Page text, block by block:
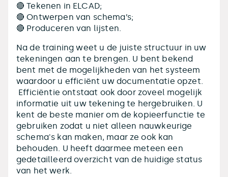
🔴 Tekenen in ELCAD;
🔴 Ontwerpen van schema’s;
🔴 Produceren van lijsten.
Na de training weet u de juiste structuur in uw
tekeningen aan te brengen. U bent bekend
bent met de mogelijkheden van het systeem
waardoor u efficiënt uw documentatie opzet.
Efficiëntie ontstaat ook door zoveel mogelijk
informatie uit uw tekening te hergebruiken. U
kent de beste manier om de kopieerfunctie te
gebruiken zodat u niet alleen nauwkeurige
schema's kan maken, maar ze ook kan
behouden. U heeft daarmee meteen een
gedetailleerd overzicht van de huidige status
van het werk.